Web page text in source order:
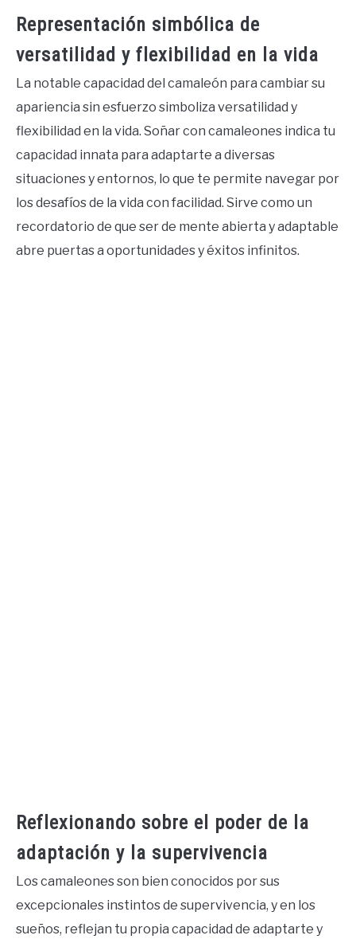
Representación simbólica de
versatilidad y flexibilidad en la vida
La notable capacidad del camaleón para cambiar su
apariencia sin esfuerzo simboliza versatilidad y
flexibilidad en la vida. Soñar con camaleones indica tu
capacidad innata para adaptarte a diversas
situaciones y entornos, lo que te permite navegar por
los desafíos de la vida con facilidad. Sirve como un
recordatorio de que ser de mente abierta y adaptable
abre puertas a oportunidades y éxitos infinitos.
Reflexionando sobre el poder de la
adaptación y la supervivencia
Los camaleones son bien conocidos por sus
excepcionales instintos de supervivencia, y en los
sueños, reflejan tu propia capacidad de adaptarte y